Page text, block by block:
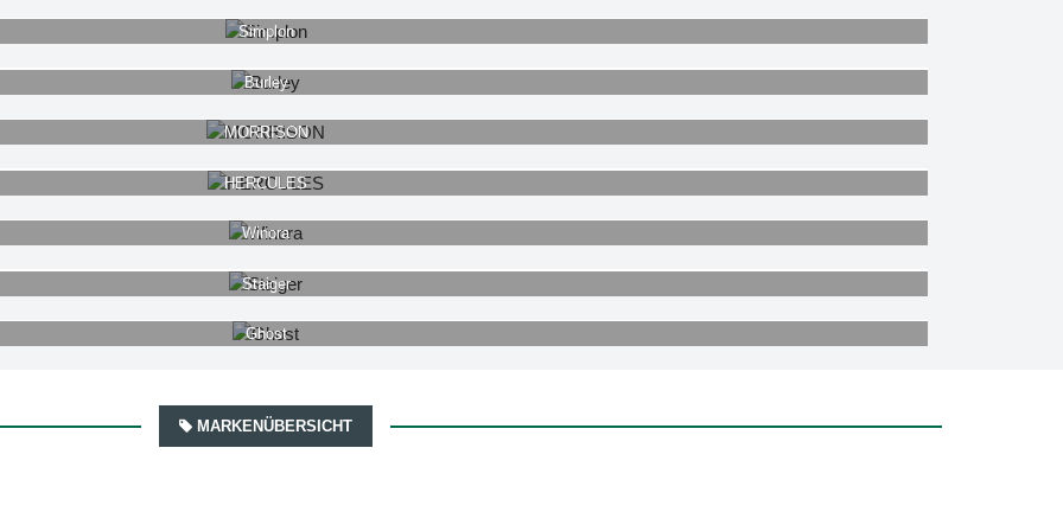
Simplon
Burley
MORRISON
HERCULES
Winora
Staiger
Ghost
MARKENÜBERSICHT